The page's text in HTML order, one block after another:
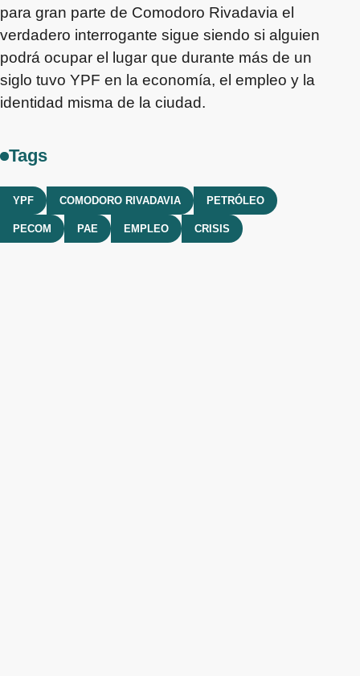
para gran parte de Comodoro Rivadavia el
verdadero interrogante sigue siendo si alguien
podrá ocupar el lugar que durante más de un
siglo tuvo YPF en la economía, el empleo y la
identidad misma de la ciudad.
Tags
YPF COMODORO RIVADAVIA PETRÓLEO
PECOM PAE EMPLEO CRISIS